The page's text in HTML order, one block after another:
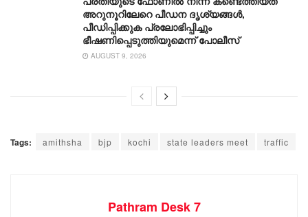
അറുനൂറിലേറെ പീഡന ദൃശ്യങ്ങൾ,
പീഡിപ്പിക്കുക പ്രലോഭിപ്പിച്ചും
ഭീഷണിപ്പെടുത്തിയുമെന്ന് പോലീസ്
AUGUST 9, 2026
Tags: amithsha bjp kochi state leaders meet traffic
Pathram Desk 7